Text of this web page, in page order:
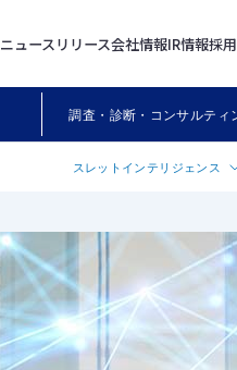
ニュースリリース会社情報IR情報採用
調査・診断・コンサルティ
スレットインテリジェンス
早期警戒情報を提供する
「Threat Landscape
脅威情報提供サービス「
無料調査ツール「
ンネスト）」